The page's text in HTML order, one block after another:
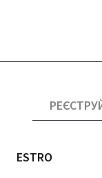
ESTRO